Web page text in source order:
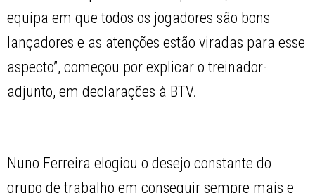
equipa em que todos os jogadores são bons
lançadores e as atenções estão viradas para esse
aspecto”, começou por explicar o treinador-
adjunto, em declarações à BTV.
Nuno Ferreira elogiou o desejo constante do
grupo de trabalho em conseguir sempre mais e